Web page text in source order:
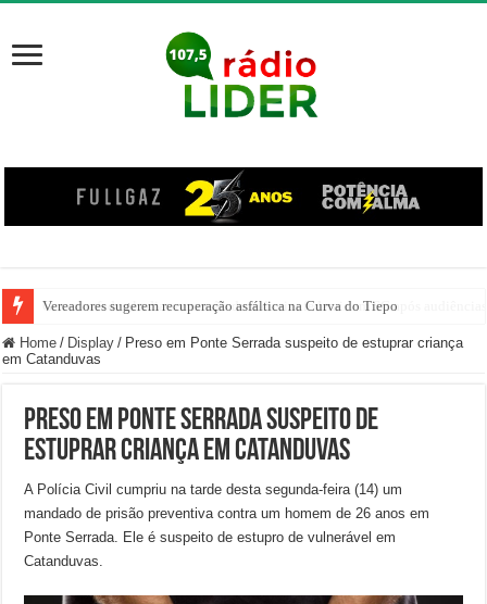
Vereadores sugerem recuperação asfáltica na Curva do Tiepo
Home / Display / Preso em Ponte Serrada suspeito de estuprar criança
em Catanduvas
Preso em Ponte Serrada suspeito de
estuprar criança em Catanduvas
A Polícia Civil cumpriu na tarde desta segunda-feira (14) um
mandado de prisão preventiva contra um homem de 26 anos em
Ponte Serrada. Ele é suspeito de estupro de vulnerável em
Catanduvas.